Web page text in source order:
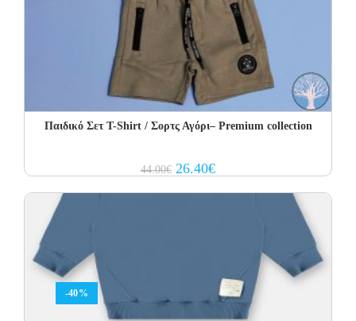
Παιδικό Σετ T-Shirt / Σορτς Αγόρι– Premium collection
44.00€ Original
price
26.40€Current
price
-40%